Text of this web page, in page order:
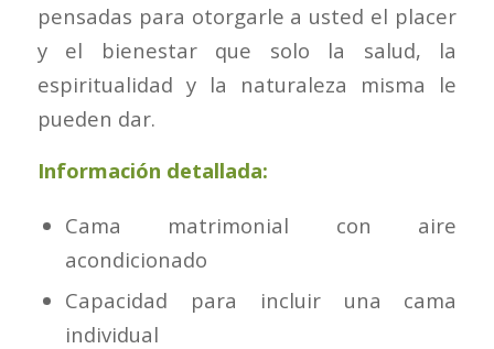
pensadas para otorgarle a usted el placer
y el bienestar que solo la salud, la
espiritualidad y la naturaleza misma le
pueden dar.
Información detallada:
Cama matrimonial con aire
acondicionado
Capacidad para incluir una cama
individual